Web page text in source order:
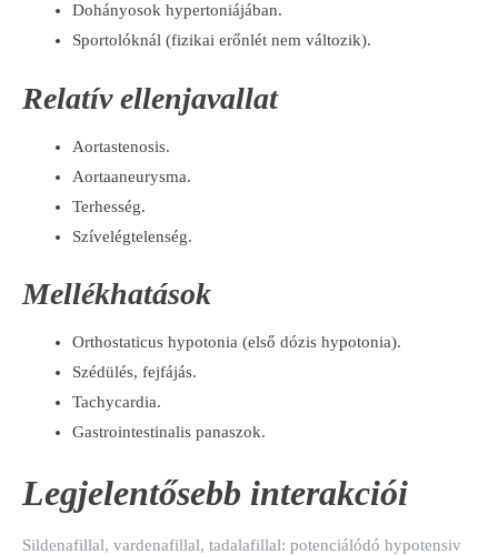
Dohányosok hypertoniájában.
Sportolóknál (fizikai erőnlét nem változik).
Relatív ellenjavallat
Aortastenosis.
Aortaaneurysma.
Terhesség.
Szívelégtelenség.
Mellékhatások
Orthostaticus hypotonia (első dózis hypotonia).
Szédülés, fejfájás.
Tachycardia.
Gastrointestinalis panaszok.
Legjelentősebb interakciói
Sildenafillal, vardenafillal, tadalafillal: potenciálódó hypotensiv